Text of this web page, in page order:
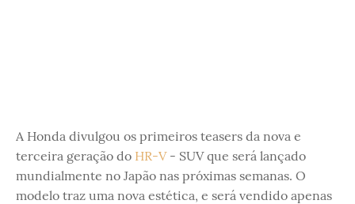
A Honda divulgou os primeiros teasers da nova e
terceira geração do HR-V- SUV que será lançado
mundialmente no Japão nas próximas semanas. O
modelo traz uma nova estética, e será vendido apenas